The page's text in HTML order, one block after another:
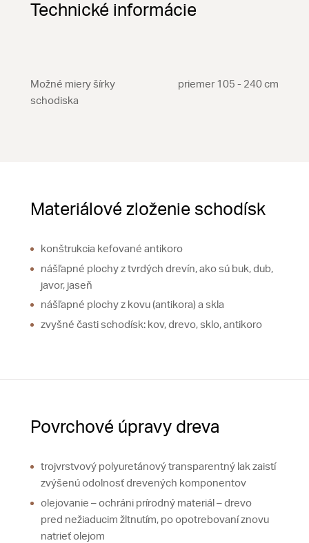
Technické informácie
Možné miery šírky
schodiska
priemer 105 - 240 cm
Materiálové zloženie schodísk
konštrukcia kefované antikoro
nášľapné plochy z tvrdých drevín, ako sú buk, dub,
javor, jaseň
nášľapné plochy z kovu (antikora) a skla
zvyšné časti schodísk: kov, drevo, sklo, antikoro
Povrchové úpravy dreva
trojvrstvový polyuretánový transparentný lak zaistí
zvýšenú odolnosť drevených komponentov
olejovanie – ochráni prírodný materiál – drevo
pred nežiaducim žltnutím, po opotrebovaní znovu
natrieť olejom